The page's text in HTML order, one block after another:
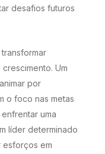
desafios futuros
Um
por
o foco nas metas
uma
líder determinado
esforços em